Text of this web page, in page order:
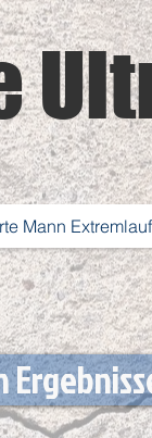
Mann